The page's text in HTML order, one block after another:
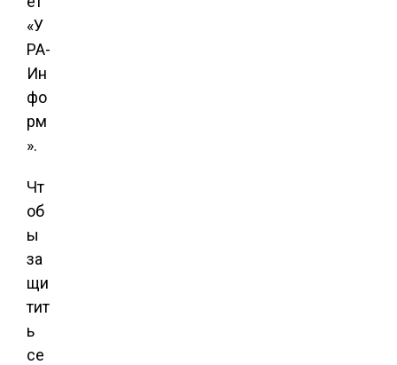
«У
РА-
Ин
фо
рм
».
Чт
об
ы
за
щи
тит
ь
се